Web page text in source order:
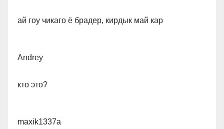
ай гоу чикаго ё брадер, кирдык май кар
Andrey​
кто это?
maxik1337a